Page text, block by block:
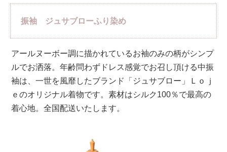
振袖 ジュサブローふり染め
アールヌーボー調に描かれているお袖のみの柄がシンプ
ルでお洒落。年齢問わずドレス感覚でお召し頂ける中振
袖は、一世を風靡したブランド「ジュサブロー」Ｌｏｊ
ｅのオリジナル着物です。素材はシルク100％で最高の
着心地。全国配送いたします。